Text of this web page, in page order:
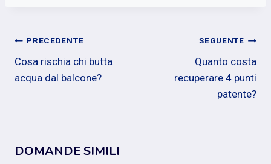
Navigazione
articoli
PRECEDENTE
Cosa rischia chi butta
acqua dal balcone?
SEGUENTE
Quanto costa
recuperare 4 punti
patente?
DOMANDE SIMILI